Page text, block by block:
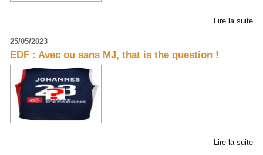
Lire la suite
25/05/2023
EDF : Avec ou sans MJ, that is the question !
Lire la suite